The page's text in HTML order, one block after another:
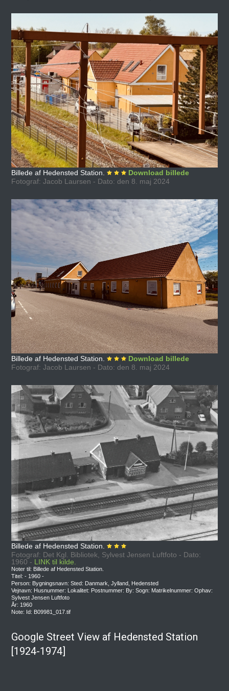
Billede af Hedensted Station.
Download billede
Fotograf: Jacob Laursen - Dato: den 8. maj 2024
Billede af Hedensted Station.
Download billede
Fotograf: Jacob Laursen - Dato: den 8. maj 2024
Billede af Hedensted Station.
Fotograf: Det Kgl. Bibliotek, Sylvest Jensen Luftfoto - Dato:
1960 - LINK til kilde.
Noter til: Billede af Hedensted Station.
Titel: - 1960 -
Person: Bygningsnavn: Sted: Danmark, Jylland, Hedensted
Vejnavn: Husnummer: Lokalitet: Postnummer: By: Sogn: Matrikelnummer: Ophav:
Sylvest Jensen Luftfoto
År: 1960
Note: Id: B09981_017.tif
Google Street View af Hedensted Station
[1924-1974]